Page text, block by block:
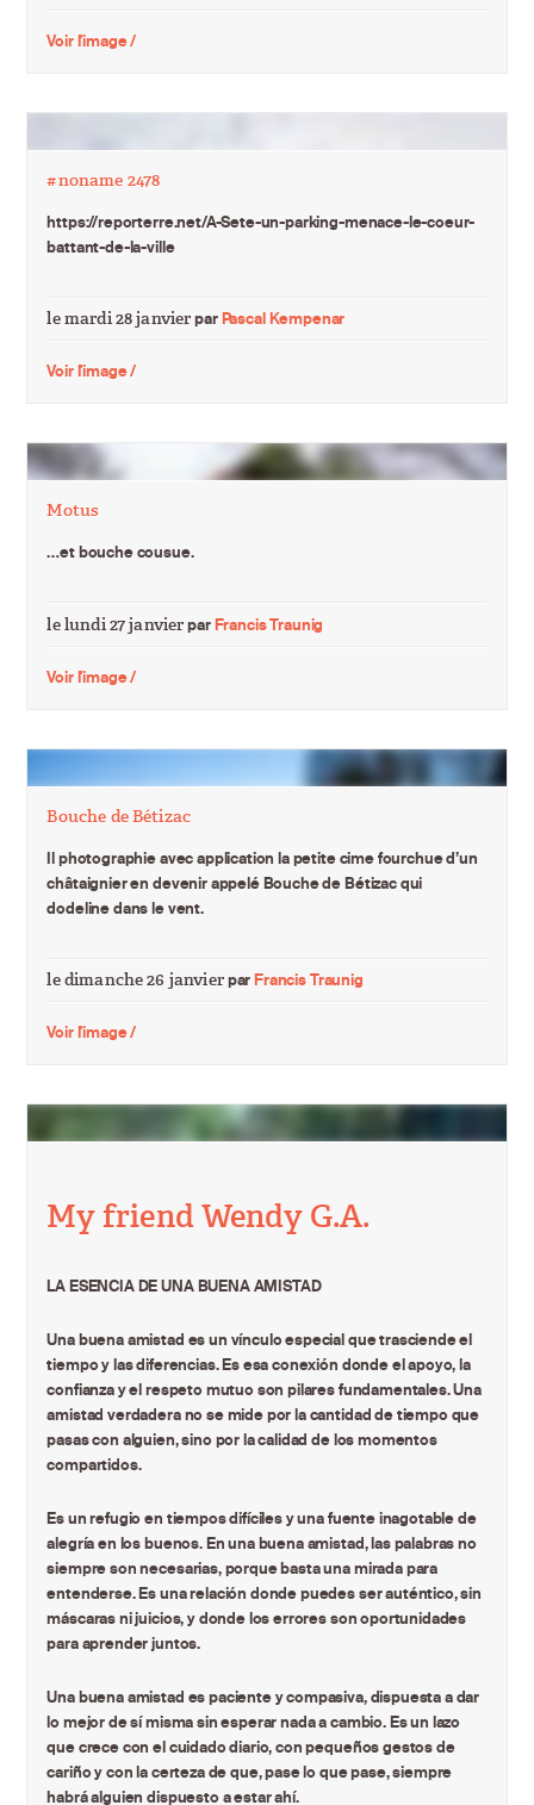
Voir l'image /
#noname 2478
https://reporterre.net/A-Sete-un-parking-menace-le-coeur-
battant-de-la-ville
le mardi 28 janvierparPascal Kempenar
Voir l'image /
Motus
…et bouche cousue.
le lundi 27 janvierparFrancis Traunig
Voir l'image /
Bouche de Bétizac
Il photographie avec application la petite cime fourchue d’un
châtaignier en devenir appelé Bouche de Bétizac qui
dodeline dans le vent.
le dimanche 26 janvierparFrancis Traunig
Voir l'image /
My friend Wendy G.A.
LA ESENCIA DE UNA BUENA AMISTAD
Una buena amistad es un vínculo especial que trasciende el
tiempo y las diferencias. Es esa conexión donde el apoyo, la
confianza y el respeto mutuo son pilares fundamentales. Una
amistad verdadera no se mide por la cantidad de tiempo que
pasas con alguien, sino por la calidad de los momentos
compartidos.
Es un refugio en tiempos difíciles y una fuente inagotable de
alegría en los buenos. En una buena amistad, las palabras no
siempre son necesarias, porque basta una mirada para
entenderse. Es una relación donde puedes ser auténtico, sin
máscaras ni juicios, y donde los errores son oportunidades
para aprender juntos.
Una buena amistad es paciente y compasiva, dispuesta a dar
lo mejor de sí misma sin esperar nada a cambio. Es un lazo
que crece con el cuidado diario, con pequeños gestos de
cariño y con la certeza de que, pase lo que pase, siempre
habrá alguien dispuesto a estar ahí.